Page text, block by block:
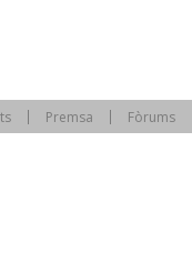
Premsa Fòrums